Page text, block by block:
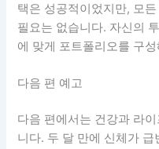
택은 성공적이었지만, 모
필요는 없습니다. 자신의
에 맞게 포트폴리오를 구
다음 편 예고
다음 편에서는 건강과 라
니다. 두 달 만에 신체가